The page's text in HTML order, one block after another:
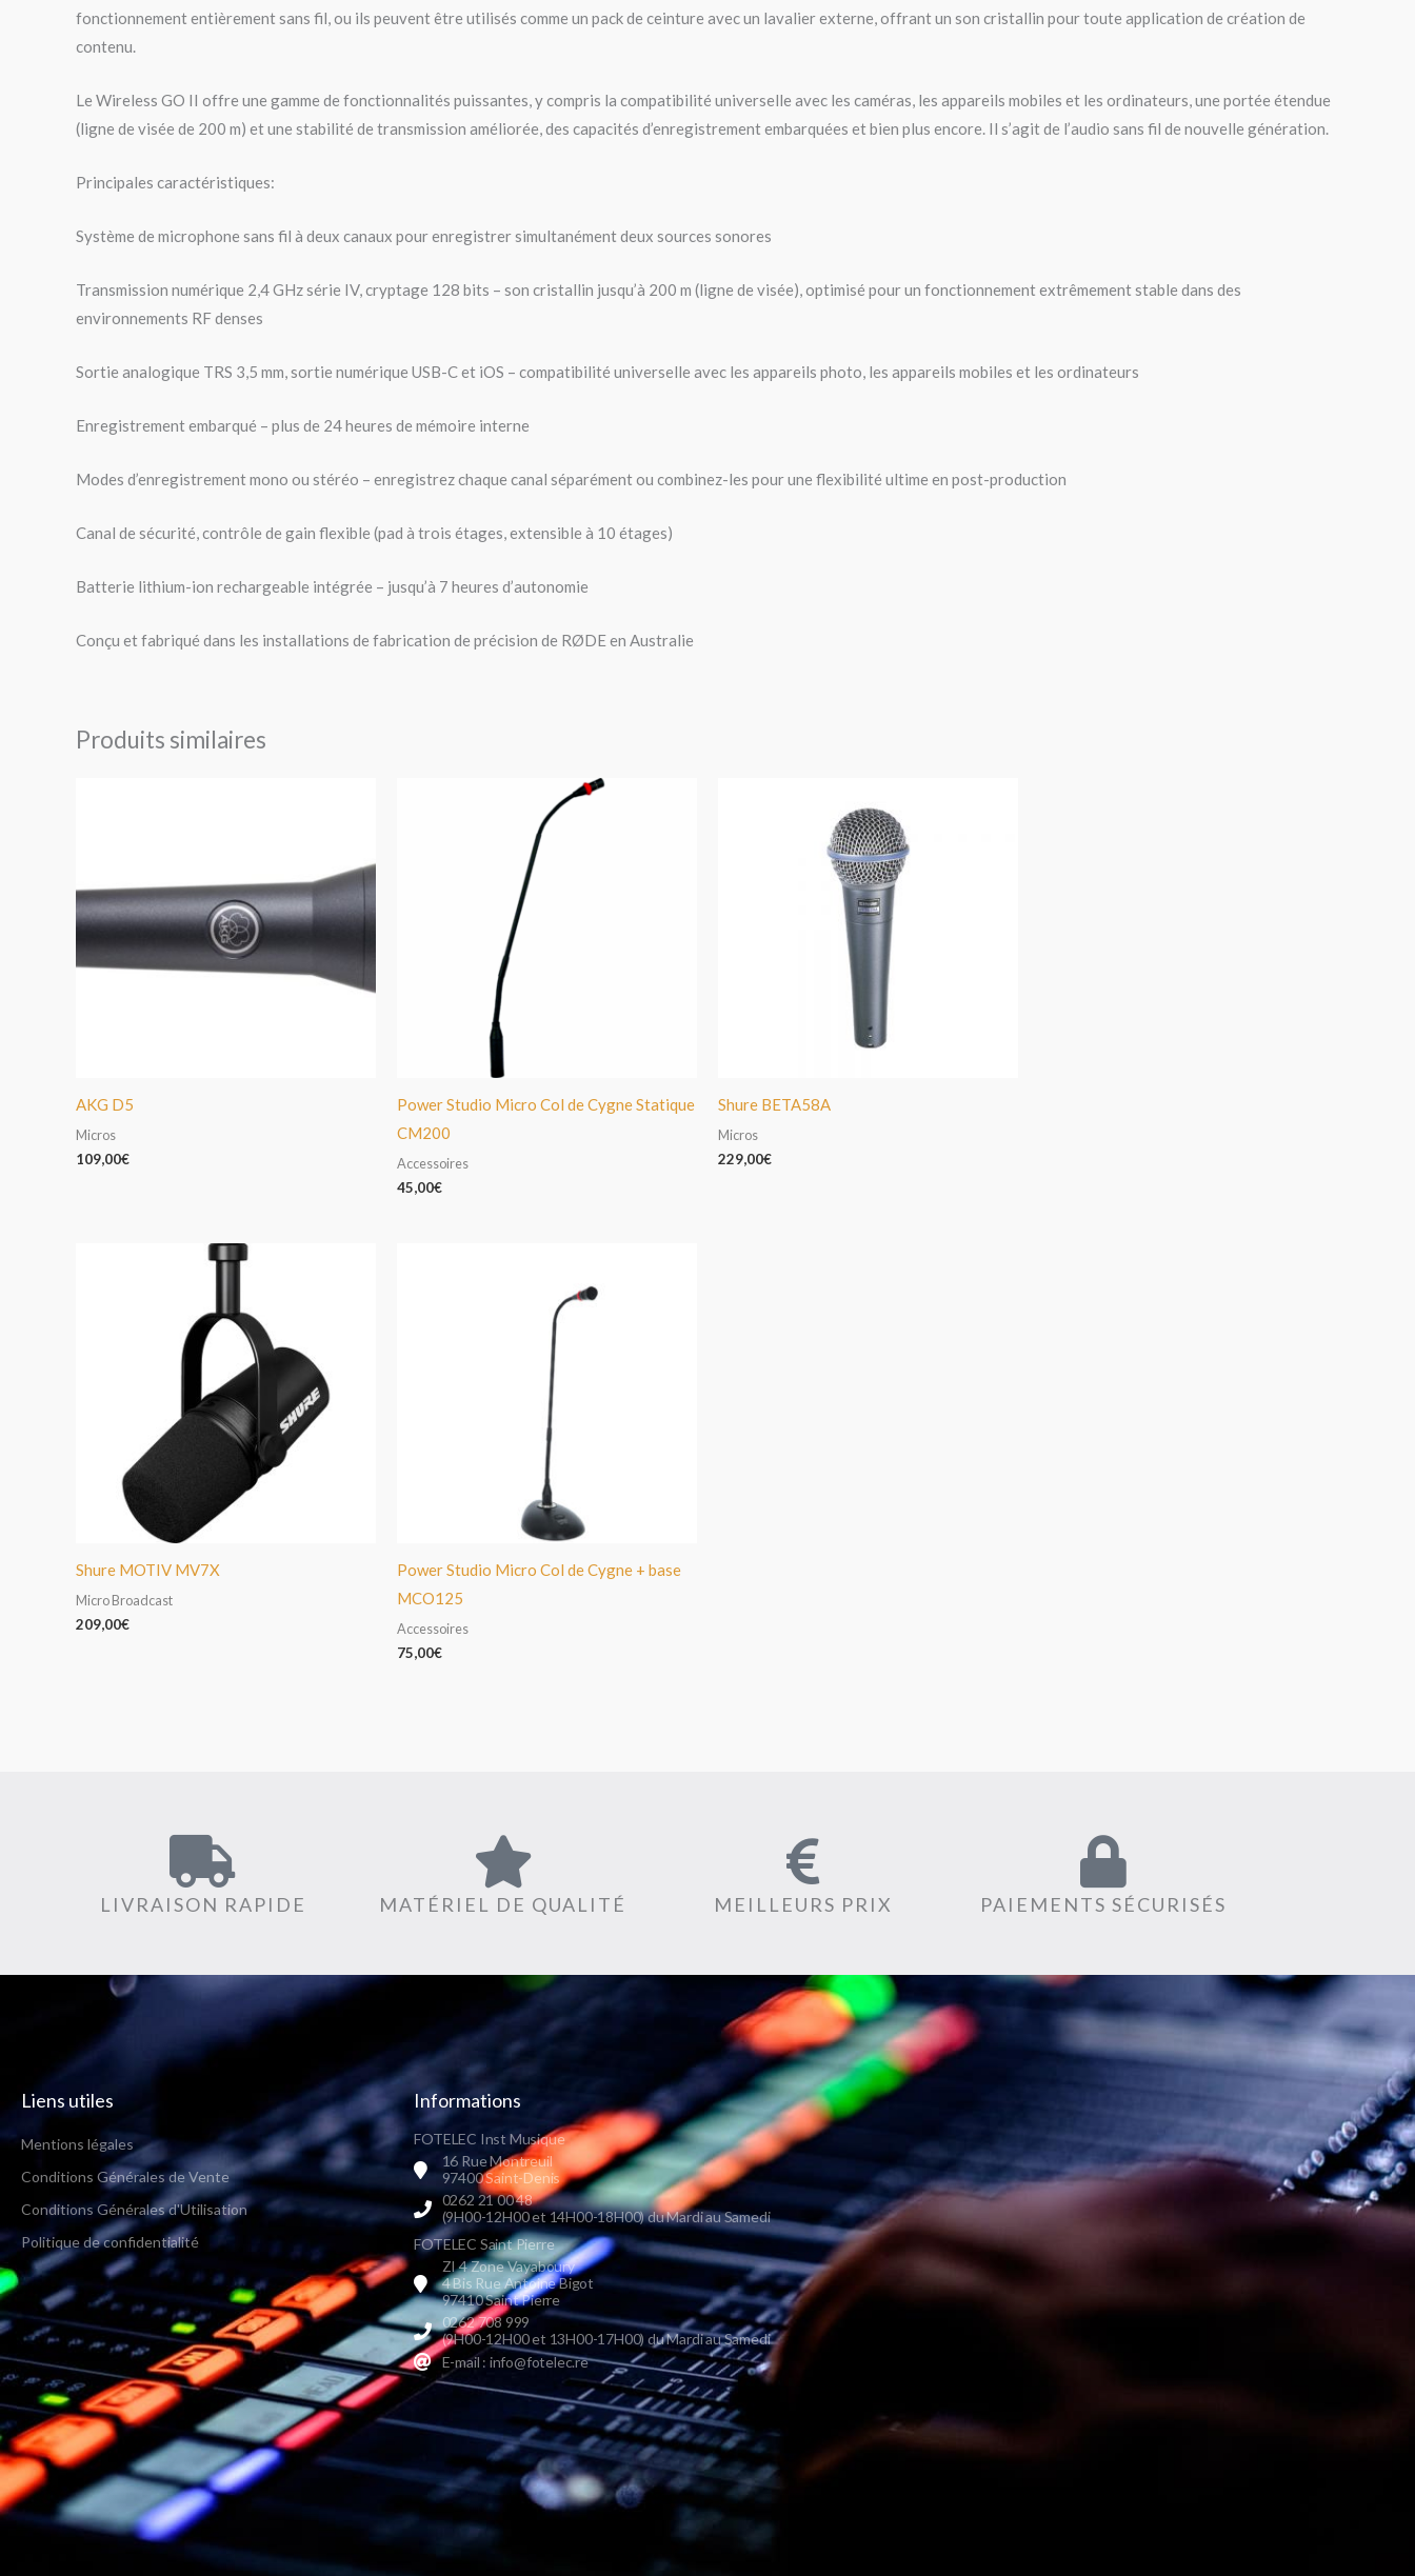
fonctionnement entièrement sans fil, ou ils peuvent être utilisés comme un pack de ceinture avec un lavalier externe, offrant un son cristallin pour toute application de création de
contenu.
Le Wireless GO II offre une gamme de fonctionnalités puissantes, y compris la compatibilité universelle avec les caméras, les appareils mobiles et les ordinateurs, une portée étendue
(ligne de visée de 200 m) et une stabilité de transmission améliorée, des capacités d’enregistrement embarquées et bien plus encore. Il s’agit de l’audio sans fil de nouvelle génération.
Principales caractéristiques:
Système de microphone sans fil à deux canaux pour enregistrer simultanément deux sources sonores
Transmission numérique 2,4 GHz série IV, cryptage 128 bits – son cristallin jusqu’à 200 m (ligne de visée), optimisé pour un fonctionnement extrêmement stable dans des
environnements RF denses
Sortie analogique TRS 3,5 mm, sortie numérique USB-C et iOS – compatibilité universelle avec les appareils photo, les appareils mobiles et les ordinateurs
Enregistrement embarqué – plus de 24 heures de mémoire interne
Modes d’enregistrement mono ou stéréo – enregistrez chaque canal séparément ou combinez-les pour une flexibilité ultime en post-production
Canal de sécurité, contrôle de gain flexible (pad à trois étages, extensible à 10 étages)
Batterie lithium-ion rechargeable intégrée – jusqu’à 7 heures d’autonomie
Conçu et fabriqué dans les installations de fabrication de précision de RØDE en Australie
Produits similaires
AKG D5
Micros
109,00€
Power Studio Micro Col de Cygne Statique
CM200
Accessoires
45,00€
Shure BETA58A
Micros
229,00€
Shure MOTIV MV7X
Micro Broadcast
209,00€
Power Studio Micro Col de Cygne + base
MCO125
Accessoires
75,00€
LIVRAISON RAPIDE MATÉRIEL DE QUALITÉ MEILLEURS PRIX PAIEMENTS SÉCURISÉS
Liens utiles
Mentions légales
Conditions Générales de Vente
Conditions Générales d'Utilisation
Politique de confidentialité
Informations
FOTELEC Inst Musique
16 Rue Montreuil
97400 Saint-Denis
0262 21 00 48
(9H00-12H00 et 14H00-18H00) du Mardi au Samedi
FOTELEC Saint Pierre
ZI 4 Zone Vayaboury
4 Bis Rue Antoine Bigot
97410 Saint Pierre
0262 708 999
(9H00-12H00 et 13H00-17H00) du Mardi au Samedi
E-mail : info@fotelec.re